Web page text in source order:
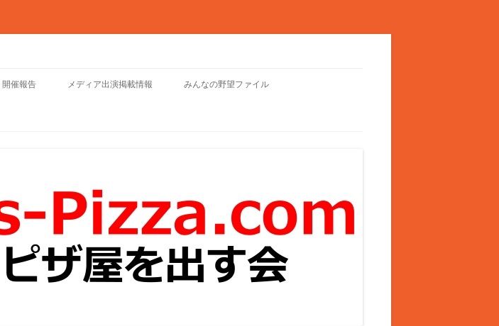
開催報告 メディア出演掲載情報 みんなの野望ファイル